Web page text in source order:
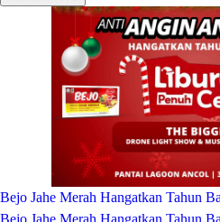
Bejo Jahe Merah Hangatkan Tahun
Bejo Jahe Merah Hangatkan Tahun